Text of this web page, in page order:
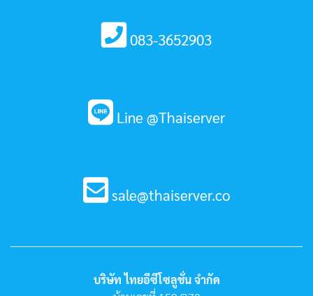
083-3652903
Line @Thaiserver
sale@thaiserver.co
บริษัท ไทยอีซีโซลูชั่น จำกัด